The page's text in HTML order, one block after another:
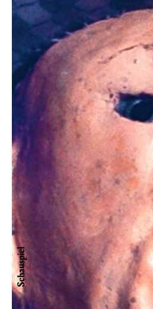
Schauspiel